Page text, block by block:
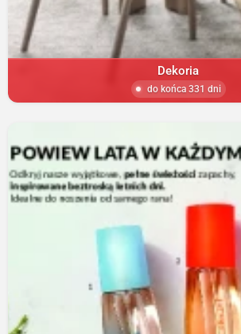
Dekoria
do końca 331 dni